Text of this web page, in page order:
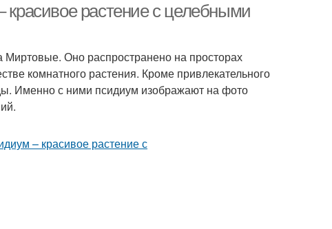
растение с целебными
Миртовые. Оно распространено на просторах
комнатного растения. Кроме привлекательного
Именно с ними псидиум изображают на фото